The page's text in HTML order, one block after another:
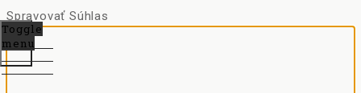
Spravovať Súhlas
Toggle
menu